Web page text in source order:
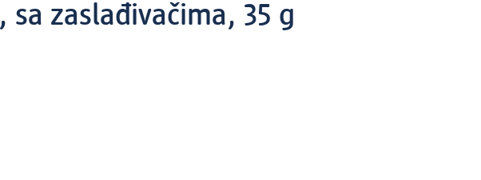
zaslađivačima, 35 g